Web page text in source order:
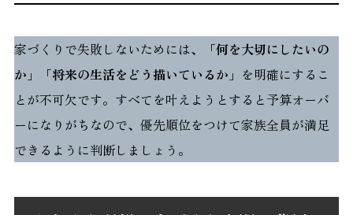
家づくりで失敗しないためには、
「何を大切にしたいの
か」「将来の生活をどう描いているか」 を明確にするこ
とが不可欠です。すべてを叶えようとすると予算オーバ
ーになりがちなので、優先順位をつけて家族全員が満足
できるように判断しましょう。